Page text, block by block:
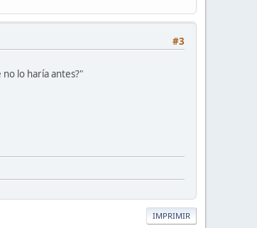
#3
lo haría antes?"
IMPRIMIR